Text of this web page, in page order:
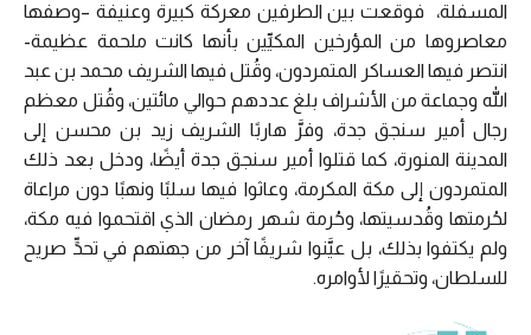
المسفلة، فوقعت بين الطرفين معركة كبيرة وعنيفة –وصفها
معاصروها من المؤرخين المكيِّين بأنها كانت ملحمة عظيمة-
انتصر فيها العساكر المتمردون، وقُتل فيها الشريف محمد بن عبد
الله وجماعة من الأشراف بلغ عددهم حوالي مائتين، وقُتل معظم
رجال أمير سنجق جدة، وفرَّ هاربًا الشريف زيد بن محسن إلى
المدينة المنورة، كما قتلوا أمير سنجق جدة أيضًا، ودخل بعد ذلك
المتمردون إلى مكة المكرمة، وعاثوا فيها سلبًا ونهبًا دون مراعاة
لحُرمتها وقُدسيتها، وحُرمة شهر رمضان الذي اقتحموا فيه مكة،
ولم يكتفوا بذلك، بل عيَّنوا شريفًا آخر من جهتهم في تحدٍّ صريح
للسلطان، وتحقيرًا لأوامره.